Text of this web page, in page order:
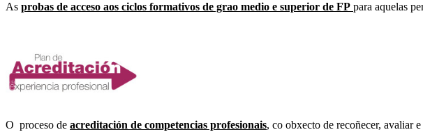
As probas de acceso aos ciclos formativos de grao medio e superior de FP para aquelas
O proceso de acredita­ción de competencias profesionais, co obxecto de recoñecer, avaliar